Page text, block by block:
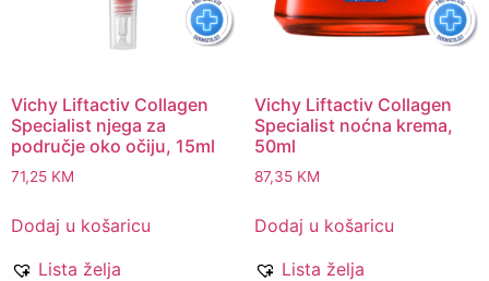
Vichy Liftactiv Collagen
Specialist njega za
područje oko očiju, 15ml
71,25 KM
Dodaj u košaricu
Lista želja
Vichy Liftactiv Collagen
Specialist noćna krema,
50ml
87,35 KM
Dodaj u košaricu
Lista želja